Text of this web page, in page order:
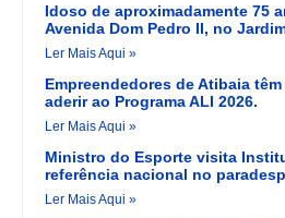
Idoso de aproximadamente 75
Avenida Dom Pedro II, no
Ler Mais Aqui »
Empreendedores de Atibaia
aderir ao Programa ALI 2026.
Ler Mais Aqui »
Ministro do Esporte visita
referência nacional no
Ler Mais Aqui »